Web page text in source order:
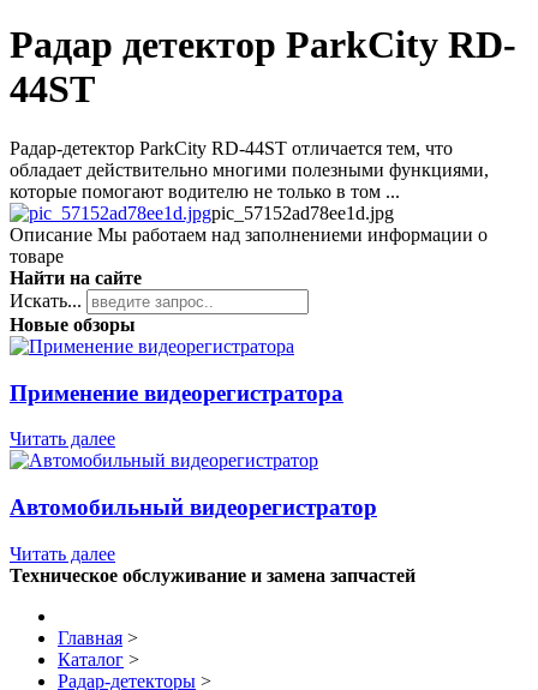
Радар детектор ParkCity RD-
44ST
Радар-детектор ParkCity RD-44ST отличается тем, что
обладает действительно многими полезными функциями,
которые помогают водителю не только в том ...
pic_57152ad78ee1d.jpg
Описание Мы работаем над заполнениеми информации о
товаре
Найти на сайте
Искать...
Новые обзоры
Применение видеорегистратора
Читать далее
Автомобильный видеорегистратор
Читать далее
Техническое обслуживание и замена запчастей
Главная >
Каталог >
Радар-детекторы >